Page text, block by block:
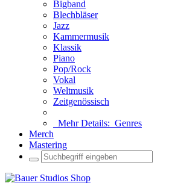
Bigband
Blechbläser
Jazz
Kammermusik
Klassik
Piano
Pop/Rock
Vokal
Weltmusik
Zeitgenössisch
Mehr Details: Genres
Merch
Mastering